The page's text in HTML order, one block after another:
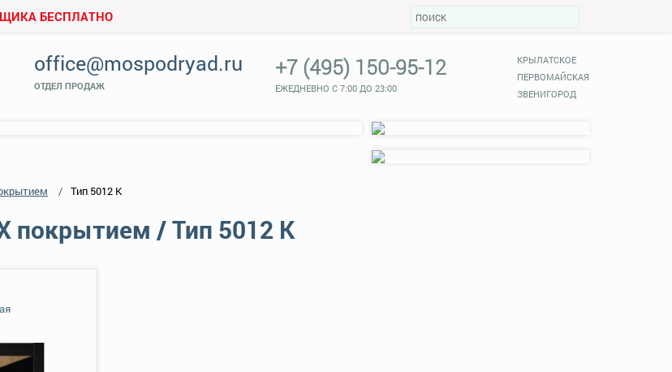
БЕСПЛАТНО
КРЫЛАТСКОЕ
ПЕРВОМАЙСКАЯ
ЗВЕНИГОРОД
+7 (495) 150-95-12
ЕЖЕДНЕВНО С 7:00 ДО 23:00
office@mospodryad.ru
ОТДЕЛ ПРОДАЖ
Тип 5012 К
покрытием / Тип 5012 К